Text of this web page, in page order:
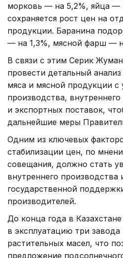
морковь — на 5,2%, яйца —
сохраняется рост цен на
продукции. Баранина
— на 1,3%, мясной фарш —
В связи с этим Серик
провести детальный
мяса и мясной продукции с
производства, внутреннего
и экспортных поставок,
дальнейшие меры
Одним из ключевых
стабилизации цен, по
совещания, должно стать
внутреннего
государственной
производителей.
До конца года в
в эксплуатацию три
растительных масел, что
предложение